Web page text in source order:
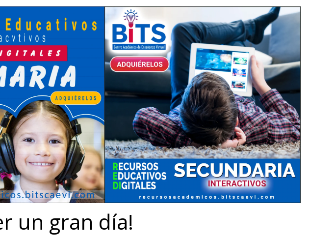
un gran día!